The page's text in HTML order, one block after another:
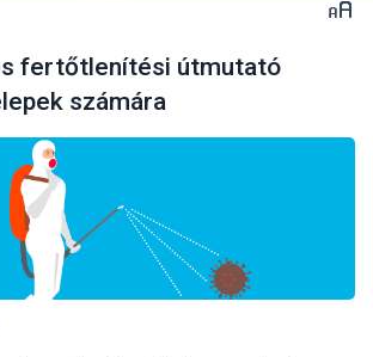
fertőtlenítési útmutató
számára